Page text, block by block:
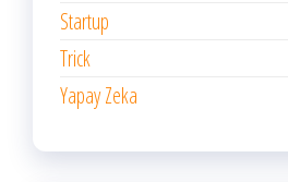
Startup
Trick
Yapay Zeka